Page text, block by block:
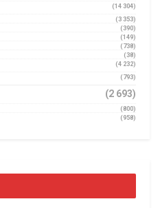
(14 304)
(3 353)
(390)
(149)
(738)
(38)
(4 232)
(793)
(2 693)
(800)
(958)